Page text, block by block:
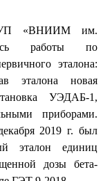
«ВНИИМ им.
работы по
эталона:
эталона новая
УЭДАБ-1,
приборами.
2019 г. был
эталон единиц
дозы бета-